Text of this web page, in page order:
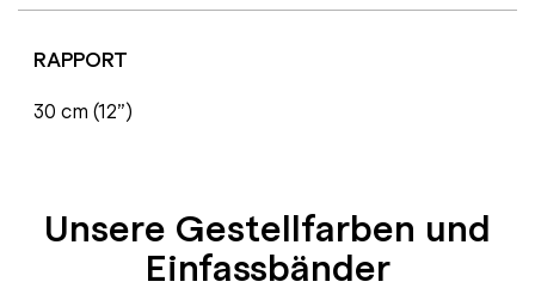
RAPPORT
30 cm (12”)
Unsere Gestellfarben und
Einfassbänder